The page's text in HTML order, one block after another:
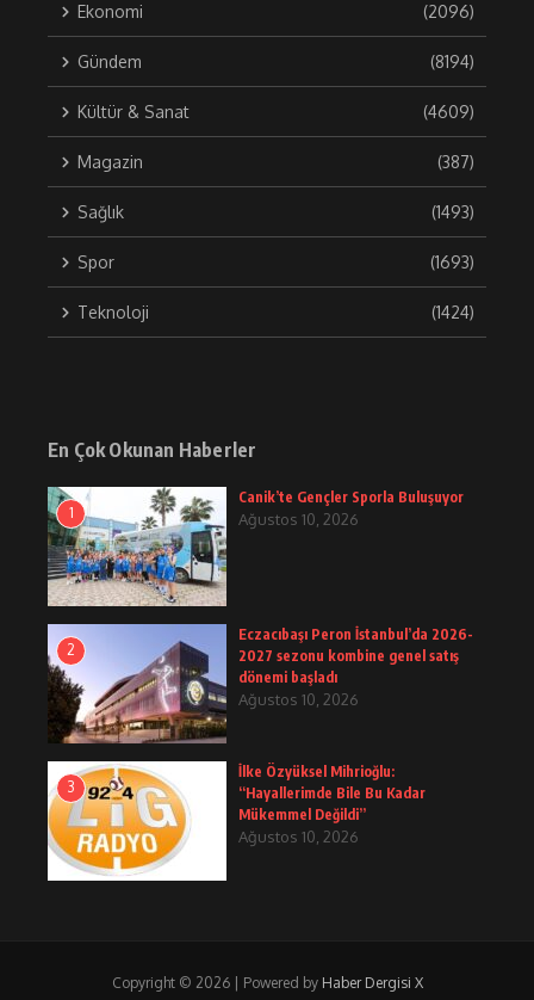
Ekonomi (2096)
Gündem (8194)
Kültür & Sanat (4609)
Magazin (387)
Sağlık (1493)
Spor (1693)
Teknoloji (1424)
En Çok Okunan Haberler
1
Canik’te Gençler Sporla Buluşuyor
Ağustos 10, 2026
2
Eczacıbaşı Peron İstanbul’da 2026-
2027 sezonu kombine genel satış
dönemi başladı
Ağustos 10, 2026
3
İlke Özyüksel Mihrioğlu:
“Hayallerimde Bile Bu Kadar
Mükemmel Değildi”
Ağustos 10, 2026
Copyright © 2026 | Powered by Haber Dergisi X